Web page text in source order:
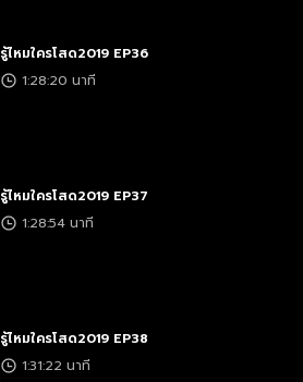
รู้ไหมใครโสด2019 EP36
1:28:20 นาที
รู้ไหมใครโสด2019 EP37
1:28:54 นาที
รู้ไหมใครโสด2019 EP38
1:31:22 นาที